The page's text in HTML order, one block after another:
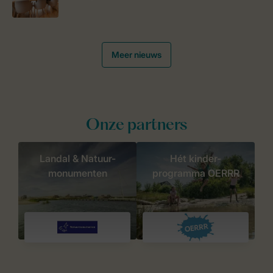
Meer nieuws
Onze partners
Landal & Natuur-
monumenten
Hét kinder-
programma OERRR